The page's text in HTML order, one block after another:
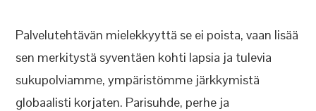
Palvelutehtävän mielekkyyttä se ei poista, vaan lisää
sen merkitystä syventäen kohti lapsia ja tulevia
sukupolviamme, ympäristömme järkkymistä
globaalisti korjaten. Parisuhde, perhe ja